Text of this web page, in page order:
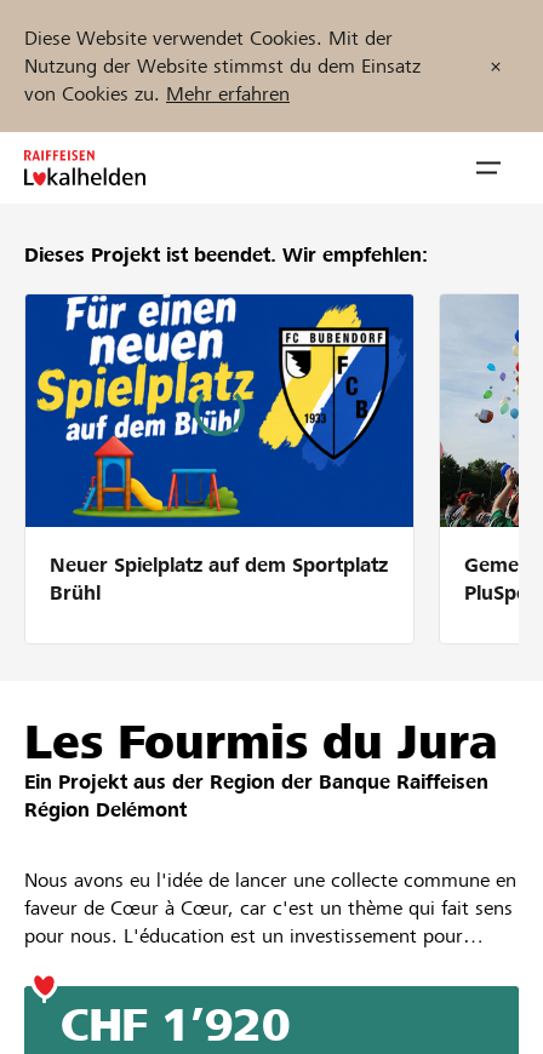
Diese Website verwendet Cookies. Mit der
Nutzung der Website stimmst du dem Einsatz
von Cookies zu. Mehr erfahren
Zum
Inhalt
Unterstützen
Hilfe & Support
Partner / Raiffeisenbank
Anmelden
Registrieren
Projekte und Organisationen finden
DE FR IT
Dieses Projekt ist beendet. Wir empfehlen:
Neuer Spielplatz auf dem Sportplatz
Brühl
Les Fourmis du Jura
Ein Projekt aus der Region der Banque Raiffeisen
Région Delémont
Nous avons eu l'idée de lancer une collecte commune en
faveur de Cœur à Cœur, car c'est un thème qui fait sens
pour nous. L'éducation est un investissement pour
potentielles difficultés, on s'épanouit et on se réalise
plus facilement. Et c'est bon pour la santé!
CHF 1’920